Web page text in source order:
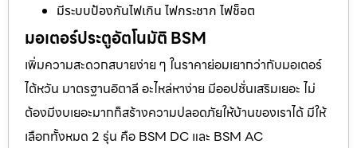
มีระบบป้องกันไฟเกิน ไฟกระชาก ไฟช็อต
มอเตอร์ประตูอัตโนมัติ BSM
เพิ่มความสะดวกสบายง่าย ๆ ในราคาย่อมเยากว่ากับมอเตอร์
ไต้หวัน มาตรฐานอิตาลี อะไหล่หาง่าย มีออปชั่นเสริมเยอะ ไม่
ต้องมีงบเยอะมากก็สร้างความปลอดภัยให้บ้านของเราได้ มีให้
เลือกทั้งหมด 2 รุ่น คือ BSM DC และ BSM AC